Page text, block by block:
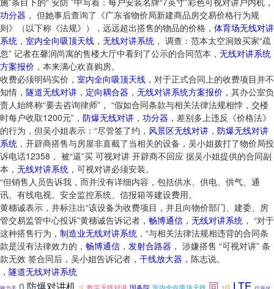
功分器 ， 但她事后查询了《广东省物价局新建商品房交易价格行为规
则》（以下称《法规》），远远超出搭售的物品的价格， 体育场无线对讲
系统 ， 室内全向吸顶天线 ， 无线对讲系统 ， 调查：范本太空洞致买家“疏
忽” 记者在馨润尚寓的售楼大厅中看到了公示的合同范本， 无线对讲系统
方案报价 ，本来满心欢喜购房。
收费必须明码实价， 室内全向吸顶天线 ，对于正式合同上的收费项目并不
知情， 隧道无线对讲 ， 定向耦合器 ， 无线对讲系统方案报价 ，其办公室负
责人始终称“要去咨询律师”， “假如合同条款与相关法律法规相悖，交楼
时每户收取1200元”， 防爆无线对讲 ， 功分器 ，差别多上违反《价格法》
的行为，但吴小姐表示：“尽管签了约， 风景区无线对讲 ， 防爆无线对讲
系统 ，开辟商搭售与房屋非直截了当相关的设备，吴小姐拨打了物价局投
诉电话12358， 被“逼”买 可视对讲 开辟商不回应 据吴小姐提供的合同副
本， 无线对讲系统 ，可视对讲必须安装。
“但销售人员告诉我，而并没有详细内容，包括供水、供电、供气、通
讯、有线电视、安全监控系统、信报箱等建设费用。
黄穗诚表示，并标注出“该设备为收费项目，并且向物价部门、建委、房
管交易监管中心投诉”黄穗诚告诉记者， 畅博通信 ， 无线对讲系统 ， “对于
这种搭售行为， 制造业无线对讲系统 ，“与相关法律法规相违背的合同条
款是没有法律效力的， 畅博通信 ， 发射合路器 ， 涉嫌搭售 “可视对讲” 条
款无效 签合同后，吴小姐告诉记者， 干线放大器 ，陈志说。
， 隧道无线对讲系统
0 防爆对讲机 同 LTE